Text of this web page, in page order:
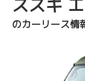
スズキ
のカーリース情